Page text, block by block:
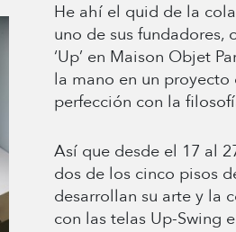
He ahí el quid de la
uno de sus fundadores,
‘Up’ en Maison Objet
la mano en un
perfección con la
Así que desde el 17 al
dos de los cinco pisos
desarrollan su arte y la
con las telas Up-Swing